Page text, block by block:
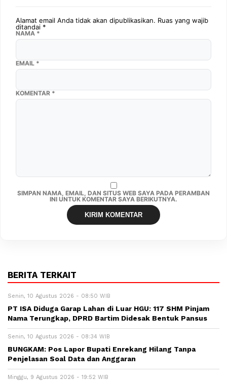
Alamat email Anda tidak akan dipublikasikan. Ruas yang wajib
ditandai *
KOMENTAR *
NAMA *
EMAIL *
SIMPAN NAMA, EMAIL, DAN SITUS WEB SAYA PADA PERAMBAN
INI UNTUK KOMENTAR SAYA BERIKUTNYA.
BERITA TERKAIT
Senin, 10 Agustus 2026 - 08:50 WIB
PT ISA Diduga Garap Lahan di Luar HGU: 117 SHM Pinjam
Nama Terungkap, DPRD Bartim Didesak Bentuk Pansus
Senin, 10 Agustus 2026 - 08:34 WIB
BUNGKAM: Pos Lapor Bupati Enrekang Hilang Tanpa
Penjelasan Soal Data dan Anggaran
Minggu, 9 Agustus 2026 - 19:52 WIB